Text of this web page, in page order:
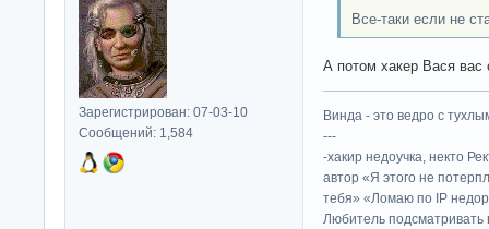
Зарегистрирован: 07-03-10
Сообщений: 1,584
Все-таки если не
А потом хакер Вася вас
Винда - это ведро с
---
-хакир недоучка, некто
автор «Я этого не
тебя» «Ломаю по IP
Любитель подсматривать